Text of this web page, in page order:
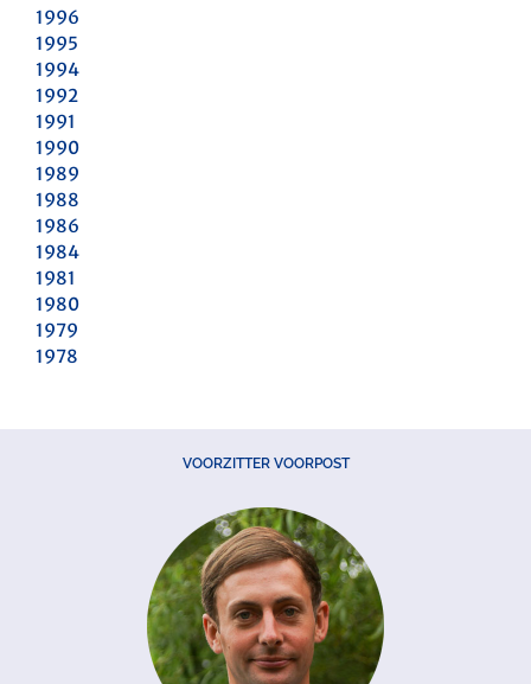
1996
1995
1994
1992
1991
1990
1989
1988
1986
1984
1981
1980
1979
1978
VOORZITTER VOORPOST